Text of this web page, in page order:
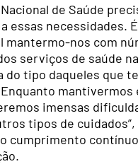
Nacional de Saúde
essas necessidades.
mantermo-nos com
serviços de saúde
do tipo daqueles que
mantivermos
imensas
tipos de
cumprimento